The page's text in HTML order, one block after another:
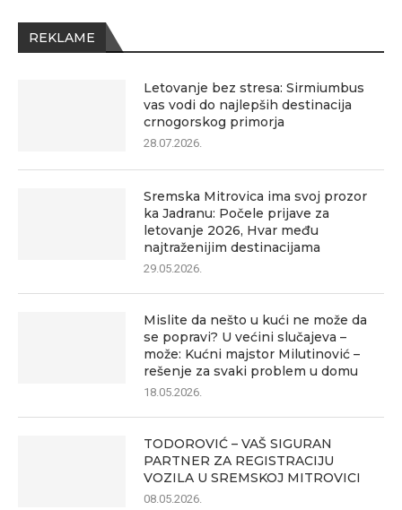
REKLAME
Letovanje bez stresa: Sirmiumbus
vas vodi do najlepših destinacija
crnogorskog primorja
28.07.2026.
Sremska Mitrovica ima svoj prozor
ka Jadranu: Počele prijave za
letovanje 2026, Hvar među
najtraženijim destinacijama
29.05.2026.
Mislite da nešto u kući ne može da
se popravi? U većini slučajeva –
može: Kućni majstor Milutinović –
rešenje za svaki problem u domu
18.05.2026.
TODOROVIĆ – VAŠ SIGURAN
PARTNER ZA REGISTRACIJU
VOZILA U SREMSKOJ MITROVICI
08.05.2026.